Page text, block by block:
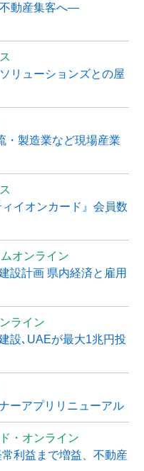
動産集客へ―
リューションズとの屋
・製造業など現場産業
イオンカード』会員数
オンライン
設計画 県内経済と雇用
ライン
設､UAEが最大1兆円投
ーアプリリニューアル
・オンライン
利益まで増益、不動産